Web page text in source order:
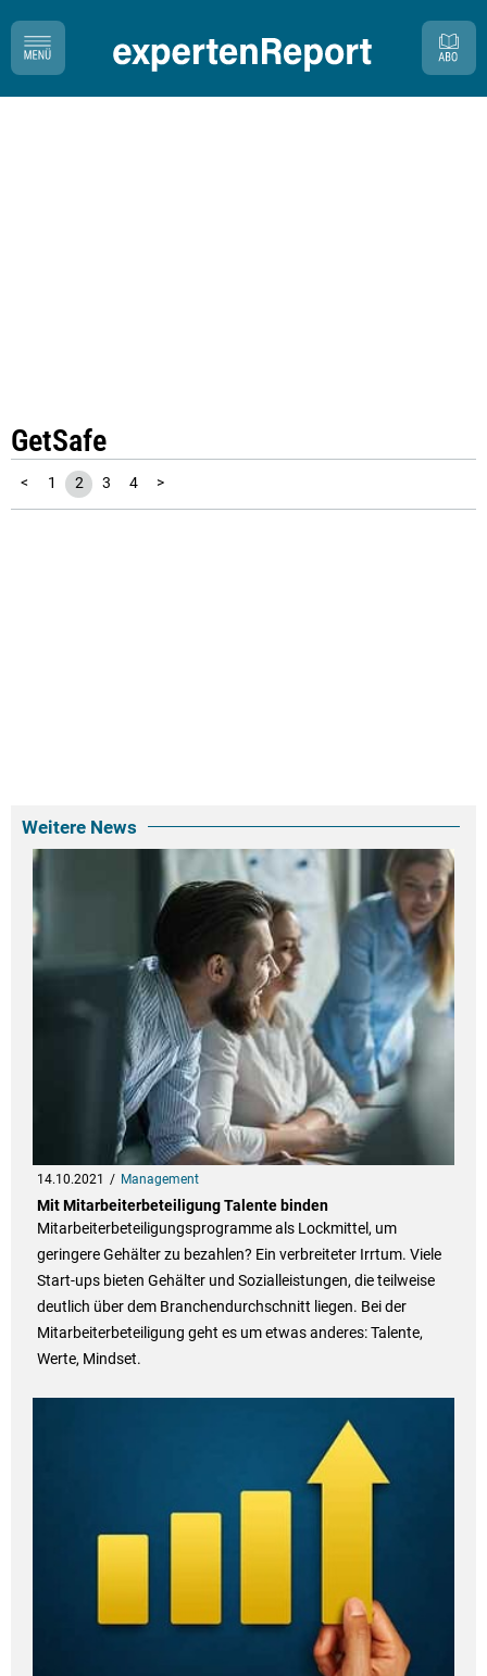
GetSafe
< 1 2 3 4 >
Weitere News
14.10.2021 Management
Mit Mitarbeiterbeteiligung Talente binden
Mitarbeiterbeteiligungsprogramme als Lockmittel, um
geringere Gehälter zu bezahlen? Ein verbreiteter Irrtum. Viele
Start-ups bieten Gehälter und Sozialleistungen, die teilweise
deutlich über dem Branchendurchschnitt liegen. Bei der
Mitarbeiterbeteiligung geht es um etwas anderes: Talente,
Werte, Mindset.